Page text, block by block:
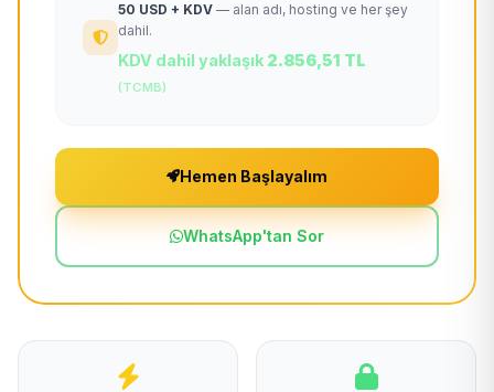
50 USD + KDV — alan adı, hosting ve her şey
dahil.
KDV dahil yaklaşık 2.856,51 TL
(TCMB)
Hemen Başlayalım
WhatsApp'tan Sor